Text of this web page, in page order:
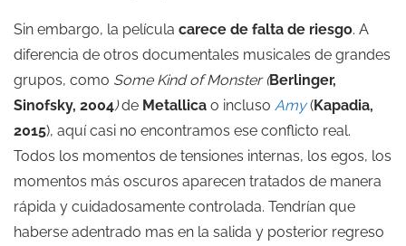
Sin embargo, la película carece de falta de riesgo. A
diferencia de otros documentales musicales de grandes
grupos, como Some Kind of Monster (Berlinger,
Sinofsky, 2004)de Metallica o incluso Amy(Kapadia,
2015), aquí casi no encontramos ese conflicto real.
Todos los momentos de tensiones internas, los egos, los
momentos más oscuros aparecen tratados de manera
rápida y cuidadosamente controlada. Tendrían que
haberse adentrado mas en la salida y posterior regreso